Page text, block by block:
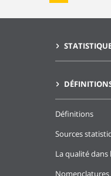
Définitions
Sources
La qualité dans
Nomenclatures